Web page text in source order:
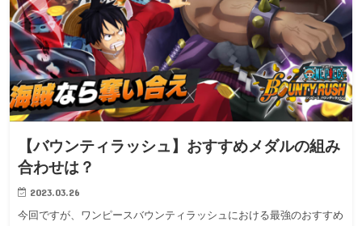
【バウンティラッシュ】おすすめメダルの組み
合わせは？
2023.03.26
今回ですが、ワンピースバウンティラッシュにおける最強のおすすめ